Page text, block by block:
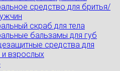
средство для бритья/
скраб для тела
бальзамы для губ
средства для
и взрослых